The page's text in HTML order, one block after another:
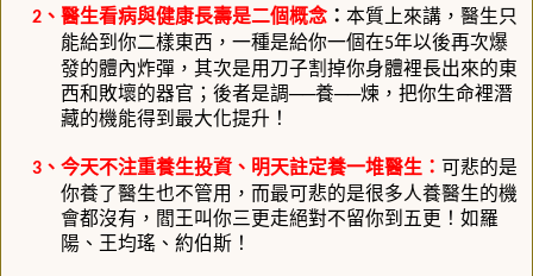
2 、醫生看病與健康長壽是二個概念 ： 本質上來講，醫生只
能給到你二樣東西，一種是給你一個在5年以後再次爆
發的體內炸彈，其次是用刀子割掉你身體裡長出來的東
西和敗壞的器官；後者是調──養──煉，把你生命裡潛
藏的機能得到最大化提升！
3 、今天不注重養生投資、明天註定養一堆醫生： 可悲的是
你養了醫生也不管用，而最可悲的是很多人養醫生的機
會都沒有，閻王叫你三更走絕對不留你到五更！如羅
陽、王均瑤、約伯斯！